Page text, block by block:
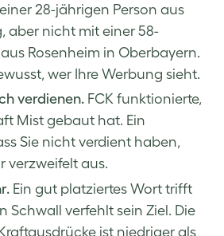
28-jährigen Person aus
aber nicht mit einer 58-
Rosenheim in Oberbayern.
wer Ihre Werbung sieht.
verdienen. FCK funktionierte,
Mist gebaut hat. Ein
Sie nicht verdient haben,
verzweifelt aus.
Ein gut platziertes Wort trifft
Schwall verfehlt sein Ziel. Die
ist niedriger als